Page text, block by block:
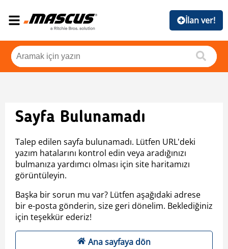
İlan ver!
Sayfa Bulunamadı
Talep edilen sayfa bulunamadı. Lütfen URL'deki
yazım hatalarını kontrol edin veya aradığınızı
bulmanıza yardımcı olması için site haritamızı
görüntüleyin.
Başka bir sorun mu var? Lütfen aşağıdaki adrese
bir e-posta gönderin, size geri dönelim. Beklediğiniz
için teşekkür ederiz!
Ana sayfaya dön